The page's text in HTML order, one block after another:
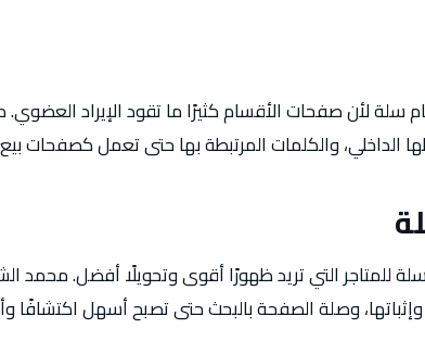
سلة لأن صفحات الأقسام كثيرًا ما تقود الإيراد
الداخلي، والكلمات المرتبطة بها حتى تعمل كصفحات
للمتاجر التي تريد ظهورًا أقوى وتحويلًا أفضل. محمد
وإثباتها، وصلة الصفحة بالبحث حتى تصبح أسهل